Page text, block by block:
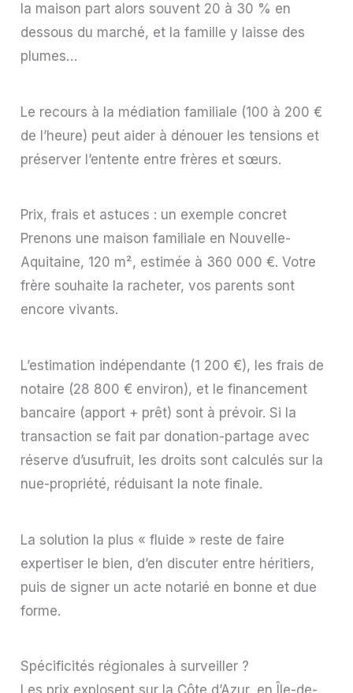
la maison part alors souvent 20 à 30 % en
dessous du marché, et la famille y laisse des
plumes…
Le recours à la médiation familiale (100 à 200 €
de l’heure) peut aider à dénouer les tensions et
préserver l’entente entre frères et sœurs.
Prix, frais et astuces : un exemple concret
Prenons une maison familiale en Nouvelle-
Aquitaine, 120 m², estimée à 360 000 €. Votre
frère souhaite la racheter, vos parents sont
encore vivants.
L’estimation indépendante (1 200 €), les frais de
notaire (28 800 € environ), et le financement
bancaire (apport + prêt) sont à prévoir. Si la
transaction se fait par donation-partage avec
réserve d’usufruit, les droits sont calculés sur la
nue-propriété, réduisant la note finale.
La solution la plus « fluide » reste de faire
expertiser le bien, d’en discuter entre héritiers,
puis de signer un acte notarié en bonne et due
forme.
Spécificités régionales à surveiller ?